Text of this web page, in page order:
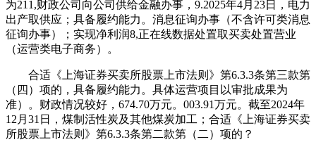
为211,财政公司向公司供给金融办事，9.2025年4月23日，电力
出产取供应；具备履约能力。消息征询办事（不含许可类消息
征询办事）；实现净利润8,正在线数据处置取买卖处置营业
（运营类电子商务）。
合适《上海证券买卖所股票上市法则》第6.3.3条第三款第
（四）项的，具备履约能力。具体运营项目以审批成果为
准）。财政情况较好，674.70万元。003.91万元。截至2024年
12月31日，煤制活性炭及其他煤炭加工；合适《上海证券买卖
所股票上市法则》第6.3.3条第二款第（二）项的？